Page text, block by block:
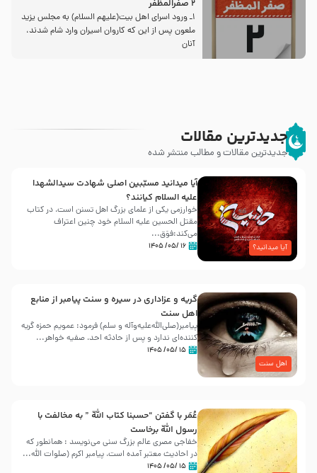
2 صفرالمظفر
1ـ ورود اسراى اهل بیت‌(علیهم السلام) به مجلس یزید
ملعون پس از این كه كاروان اسیران وارد شام شدند،
آنان
جدیدترین مقالات
جدیدترین مقالات و مطالب منتشر شده
آیا میدانید؟
آیا میدانید مسبّبین اصلی شهادت سیدالشهدا
علیه ‌السلام کیانند؟
خوارزمی یکی از علمای بزرگ اهل تسنن است، در کتاب
مقتل الحسین علیه ‌السلام خود چنین اعتراف
می‌کند:فوَق...
۱۶ /۰۵/ ۱۴۰۵
اهل سنت
گریه و عزاداری در سیره و سنت پیامبر از منابع
اهل سنت
پیامبر(صلی‌الله‌علیه‌وآله و سلم) فرمود: عمویم حمزه گریه
کننده‌ای ندارد و پس از حادثه احد، صفیه خواهر...
۱۵ /۰۵/ ۱۴۰۵
عُمَر با گفتن “حسبنا كتاب اللّه ” به مخالفت با
رسول اللّه برخاست
خفاجی مصری عالم بزرگ سنی می‌نویسد : همانطور که
در احادیث معتبر آمده است، پیامبر اکرم (صلوات اللّه...
۱۵ /۰۵/ ۱۴۰۵